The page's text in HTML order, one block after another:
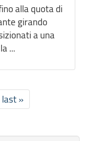
alla quota di
girando
a una
...
last »